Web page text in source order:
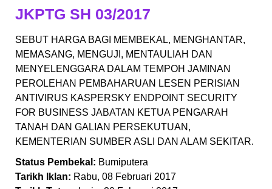
JKPTG SH 03/2017
SEBUT HARGA BAGI MEMBEKAL, MENGHANTAR,
MEMASANG, MENGUJI, MENTAULIAH DAN
MENYELENGGARA DALAM TEMPOH JAMINAN
PEROLEHAN PEMBAHARUAN LESEN PERISIAN
ANTIVIRUS KASPERSKY ENDPOINT SECURITY
FOR BUSINESS JABATAN KETUA PENGARAH
TANAH DAN GALIAN PERSEKUTUAN,
KEMENTERIAN SUMBER ASLI DAN ALAM SEKITAR.
Status Pembekal: Bumiputera
Tarikh Iklan: Rabu, 08 Februari 2017